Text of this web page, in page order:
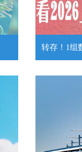
转存！1组
转存！1
况发布。